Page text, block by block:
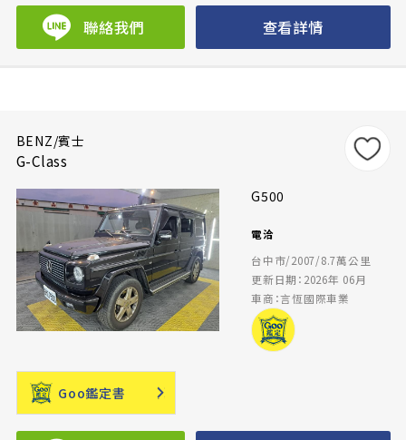
聯絡我們 查看詳情
BENZ/賓士
G-Class
G500
電洽
台中市/2007/8.7萬公里
更新日期：2026年 06月
車商：言恆國際車業
Goo鑑定書